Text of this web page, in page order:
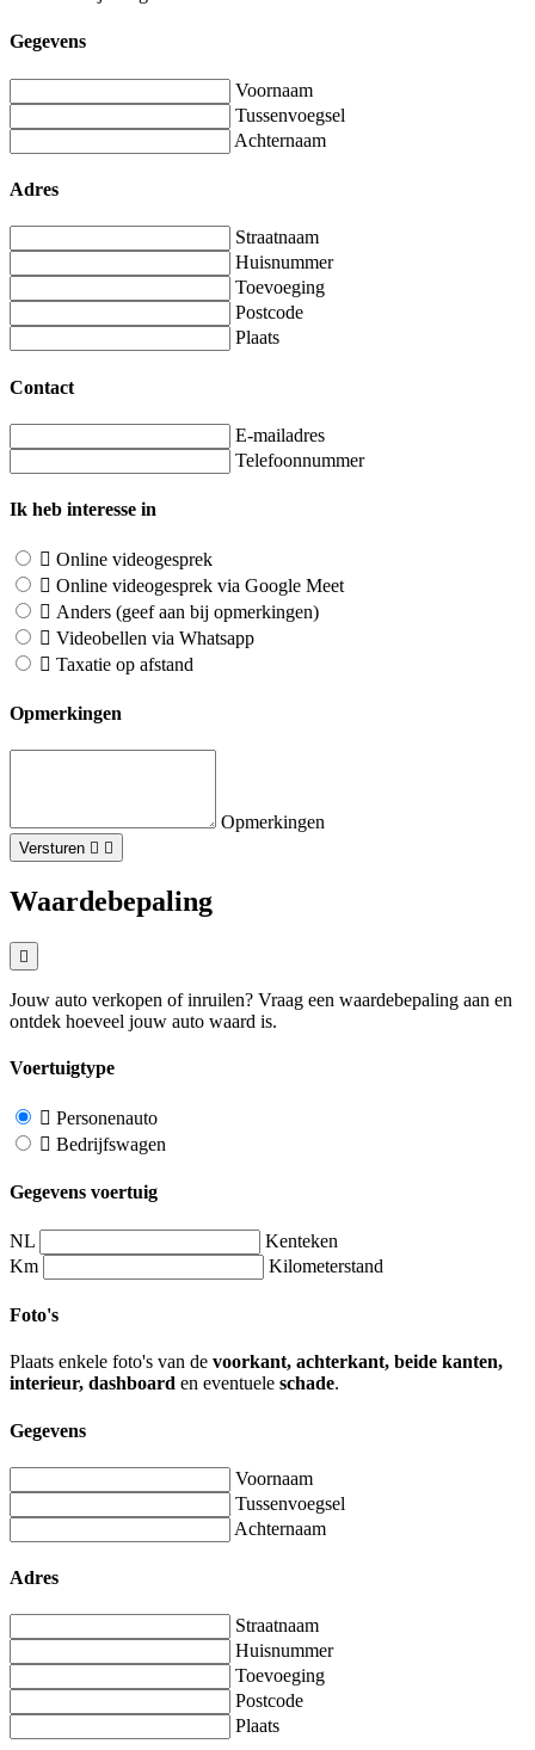
Gegevens
Voornaam
Tussenvoegsel
Achternaam
Adres
Straatnaam
Huisnummer
Toevoeging
Postcode
Plaats
Contact
E-mailadres
Telefoonnummer
Ik heb interesse in
Online videogesprek
Online videogesprek via Google Meet
Anders (geef aan bij opmerkingen)
Videobellen via Whatsapp
Taxatie op afstand
Opmerkingen
Opmerkingen
Versturen
Waardebepaling
Jouw auto verkopen of inruilen? Vraag een waardebepaling aan en
ontdek hoeveel jouw auto waard is.
Voertuigtype
Personenauto
Bedrijfswagen
Gegevens voertuig
NL
Kenteken
Km
Kilometerstand
Foto's
Plaats enkele foto's van de voorkant, achterkant, beide kanten,
interieur, dashboard en eventuele schade.
Gegevens
Voornaam
Tussenvoegsel
Achternaam
Adres
Straatnaam
Huisnummer
Toevoeging
Postcode
Plaats